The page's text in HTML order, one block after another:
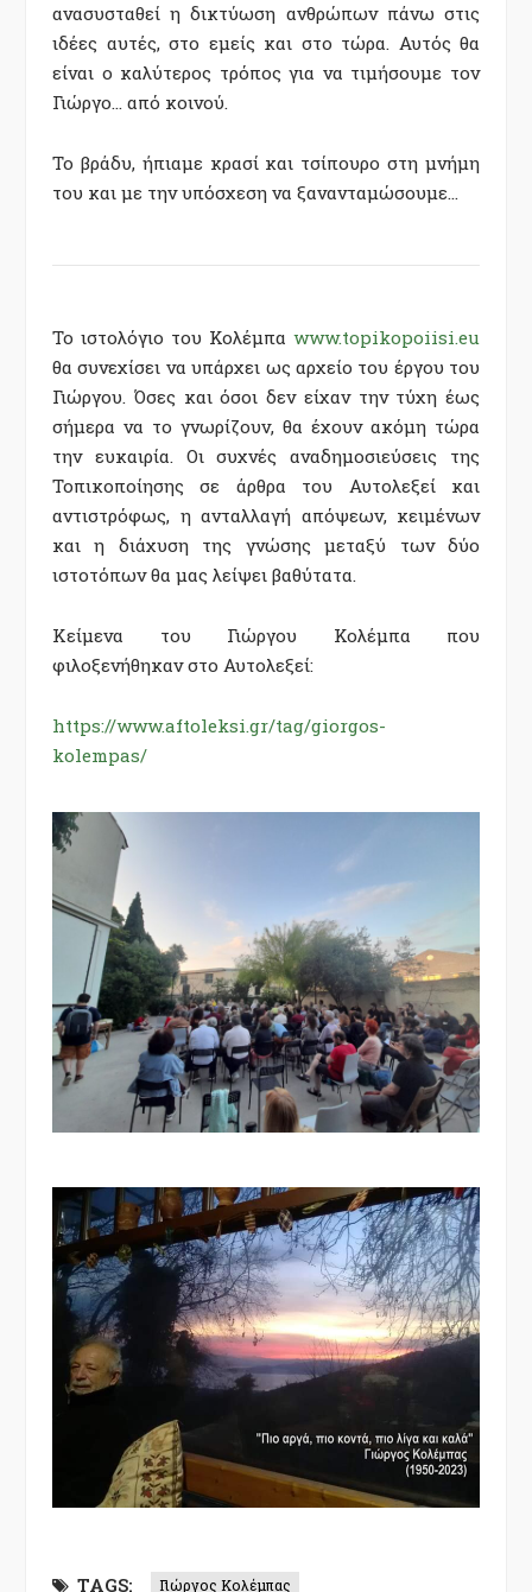
ανασυσταθεί η δικτύωση ανθρώπων πάνω στις
ιδέες αυτές, στο εμείς και στο τώρα. Αυτός θα
είναι ο καλύτερος τρόπος για να τιμήσουμε τον
Γιώργο… από κοινού.
Το βράδυ, ήπιαμε κρασί και τσίπουρο στη μνήμη
του και με την υπόσχεση να ξανανταμώσουμε…
Το ιστολόγιο του Κολέμπα www.topikopoiisi.eu
θα συνεχίσει να υπάρχει ως αρχείο του έργου του
Γιώργου. Όσες και όσοι δεν είχαν την τύχη έως
σήμερα να το γνωρίζουν, θα έχουν ακόμη τώρα
την ευκαιρία. Οι συχνές αναδημοσιεύσεις της
Τοπικοποίησης σε άρθρα του Αυτολεξεί και
αντιστρόφως, η ανταλλαγή απόψεων, κειμένων
και η διάχυση της γνώσης μεταξύ των δύο
ιστοτόπων θα μας λείψει βαθύτατα.
Κείμενα του Γιώργου Κολέμπα που
φιλοξενήθηκαν στο Αυτολεξεί:
https://www.aftoleksi.gr/tag/giorgos-
kolempas/
TAGS: Γιώργος Κολέμπας